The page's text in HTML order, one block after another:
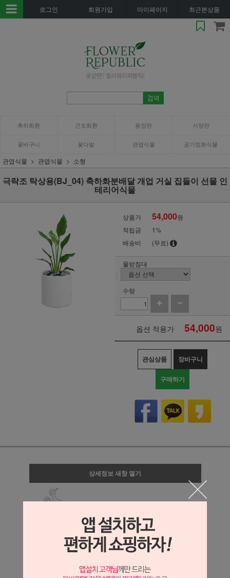
로그인 회원가입 마이페이지 최근본상품
축하화환 근조화환 동양란 서양란
꽃바구니 꽃다발 관엽식물 공기정화식물
관엽식물 관엽식물 소형
극락조 탁상용(BJ_04) 축하화분배달 개업 거실 집들이 선물 인
테리어식물
상품가 54,000원
적립금
1%
배송비
(무료)
물받침대
수량
옵션 적용가 54,000원
관심상품 장바구니
구매하기
상세정보 새창 열기
상세 정보를 확대해 보실 수 있습니다.